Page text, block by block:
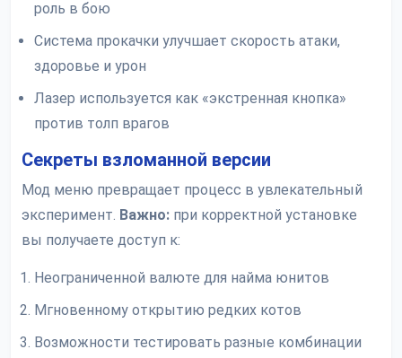
роль в бою
Система прокачки улучшает скорость атаки,
здоровье и урон
Лазер используется как «экстренная кнопка»
против толп врагов
Секреты взломанной версии
Мод меню превращает процесс в увлекательный
эксперимент. Важно: при корректной установке
вы получаете доступ к:
Неограниченной валюте для найма юнитов
Мгновенному открытию редких котов
Возможности тестировать разные комбинации